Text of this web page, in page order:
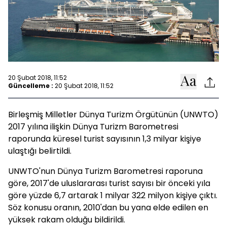
20 Şubat 2018, 11:52
Güncelleme : 20 Şubat 2018, 11:52
Birleşmiş Milletler Dünya Turizm Örgütünün (UNWTO)
2017 yılına ilişkin Dünya Turizm Barometresi
raporunda küresel turist sayısının 1,3 milyar kişiye
ulaştığı belirtildi.
UNWTO'nun Dünya Turizm Barometresi raporuna
göre, 2017'de uluslararası turist sayısı bir önceki yıla
göre yüzde 6,7 artarak 1 milyar 322 milyon kişiye çıktı.
Söz konusu oranın, 2010'dan bu yana elde edilen en
yüksek rakam olduğu bildirildi.